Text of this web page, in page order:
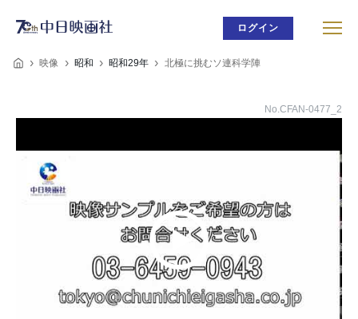
ログイン
映像 昭和 昭和29年 北極に挑むソ連科学陣
No.CFAN-0477_2